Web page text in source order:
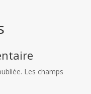
Les champs